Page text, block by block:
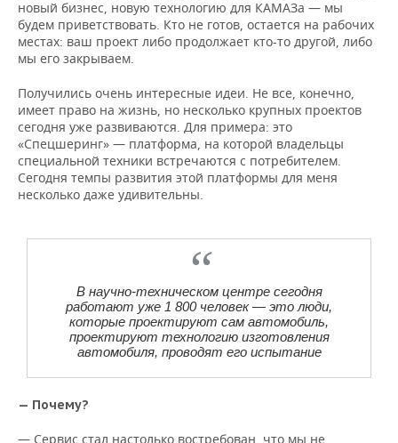
новый бизнес, новую технологию для КАМАЗа — мы
будем приветствовать. Кто не готов, остается на рабочих
местах: ваш проект либо продолжает кто-то другой, либо
мы его закрываем.
Получились очень интересные идеи. Не все, конечно,
имеет право на жизнь, но несколько крупных проектов
сегодня уже развиваются. Для примера: это
«Спецшеринг» — платформа, на которой владельцы
специальной техники встречаются с потребителем.
Сегодня темпы развития этой платформы для меня
несколько даже удивительны.
В научно-техническом центре сегодня
работают уже 1 800 человек — это люди,
которые проектируют сам автомобиль,
проектируют технологию изготовления
автомобиля, проводят его испытание
— Почему?
— Сервис стал настолько востребован, что мы не